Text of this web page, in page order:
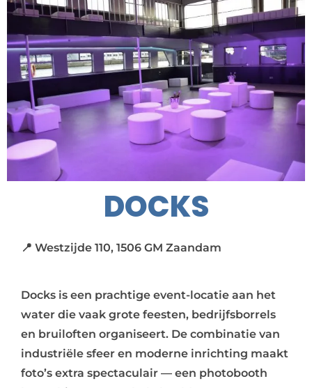
DOCKS
📍 Westzijde 110, 1506 GM Zaandam
Docks is een prachtige event-locatie aan het
water die vaak grote feesten, bedrijfsborrels
en bruiloften organiseert. De combinatie van
industriële sfeer en moderne inrichting maakt
foto’s extra spectaculair — een photobooth